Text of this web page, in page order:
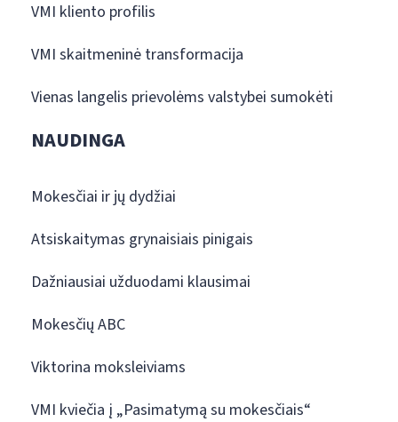
VMI kliento profilis
VMI skaitmeninė transformacija
Vienas langelis prievolėms valstybei sumokėti
NAUDINGA
Mokesčiai ir jų dydžiai
Atsiskaitymas grynaisiais pinigais
Dažniausiai užduodami klausimai
Mokesčių ABC
Viktorina moksleiviams
VMI kviečia į „Pasimatymą su mokesčiais“